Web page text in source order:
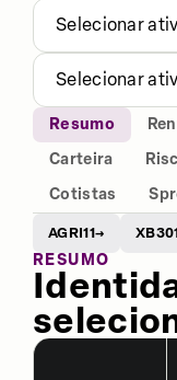
Selecionar
Selecionar
Resumo
Carteira
Cotistas
AGRI11→
RESUMO